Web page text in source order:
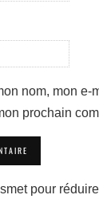
nom, mon e-
prochain
pour